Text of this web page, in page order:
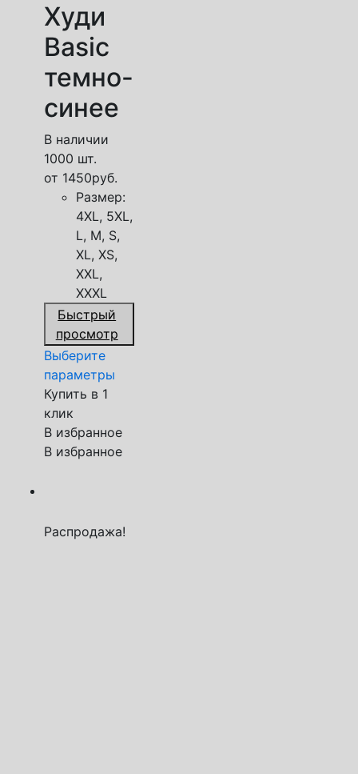
Худи
Basic
темно-
синее
В наличии
1000 шт.
от 1450руб.
Размер:
4XL, 5XL,
L, M, S,
XL, XS,
XXL,
XXXL
Быстрый
просмотр
Выберите
параметры
Купить в 1
клик
В избранное
В избранное
Распродажа!